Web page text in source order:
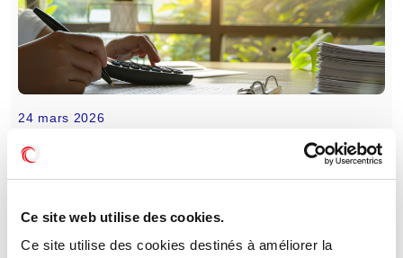
Ce site web utilise des cookies.
Ce site utilise des cookies destinés à améliorer la
24 mars 2026
Valeurs indicatives IFI au
31/12/2025 des SCPI
Les SCPI Renovalys SCPI Elialys